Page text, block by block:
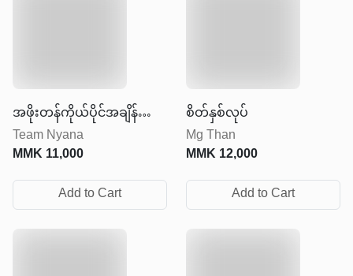
အဖိုးတန်ကိုယ်ပိုင်အချိန်
ကလေး
Team Nyana
MMK11,000
Add to Cart
စိတ်နှစ်လုပ်
Mg Than
MMK12,000
Add to Cart